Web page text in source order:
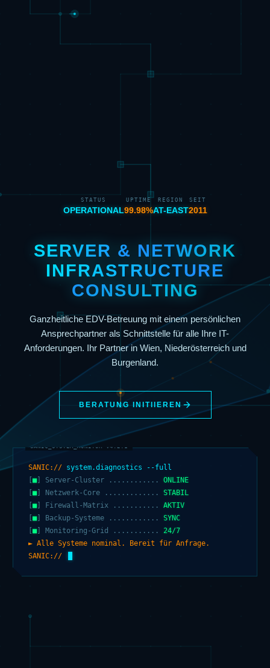
STATUS
OPERATIONAL
UPTIME
99.98%
REGION
AT-EAST
SEIT
2011
SERVER & NETWORK
INFRASTRUCTURE
CONSULTING
Ganzheitliche EDV-Betreuung mit einem persönlichen
Ansprechpartner als Schnittstelle für alle Ihre IT-
Anforderungen. Ihr Partner in Wien, Niederösterreich und
Burgenland.
BERATUNG INITIIEREN
SANIC:// system.diagnostics --full
[■] Server-Cluster ............ONLINE
[■] Netzwerk-Core .............STABIL
[■] Firewall-Matrix ...........AKTIV
[■] Backup-Systeme ............SYNC
[■] Monitoring-Grid ...........24/7
► Alle Systeme nominal. Bereit für Anfrage.
SANIC://